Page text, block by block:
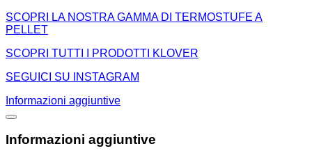
SCOPRI LA NOSTRA GAMMA DI TERMOSTUFE A
PELLET
SCOPRI TUTTI I PRODOTTI KLOVER
SEGUICI SU INSTAGRAM
Informazioni aggiuntive
Informazioni aggiuntive